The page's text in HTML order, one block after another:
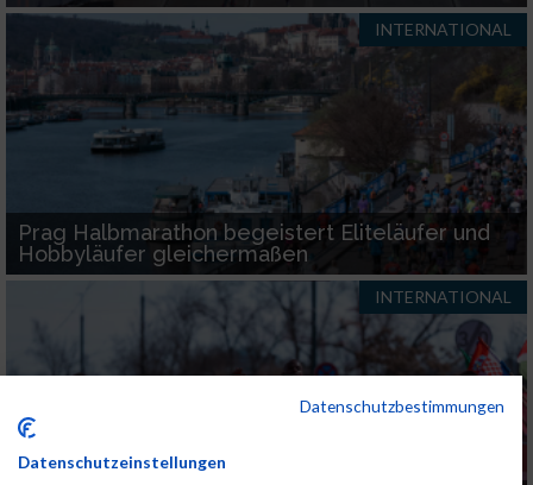
INTERNATIONAL
Prag Halbmarathon begeistert Eliteläufer und
Hobbyläufer gleichermaßen
INTERNATIONAL
Datenschutzbestimmungen
Datenschutzeinstellungen